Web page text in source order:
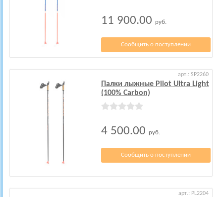
11 900.00 руб.
Сообщить о поступлении
арт.: SP2260
Палки лыжные Pilot Ultra Light
(100% Carbon)
4 500.00 руб.
Сообщить о поступлении
арт.: PL2204